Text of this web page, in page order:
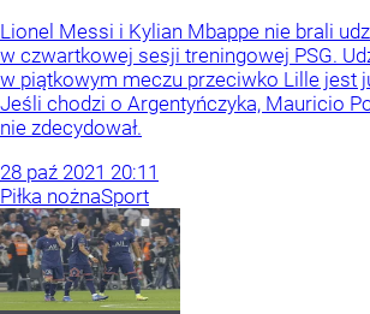
Lionel Messi i Kylian Mbappe nie brali
w czwartkowej sesji treningowej PSG.
w piątkowym meczu przeciwko Lille jest
Jeśli chodzi o Argentyńczyka, Mauricio
nie zdecydował.
28 paź 2021 20:11
Piłka nożnaSport